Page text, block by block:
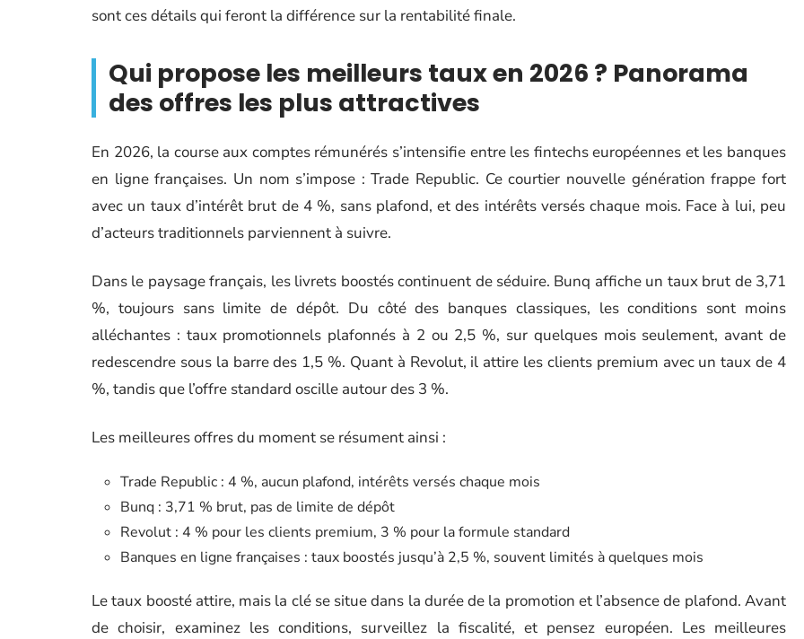
sont ces détails qui feront la différence sur la rentabilité finale.
Qui propose les meilleurs taux en 2026 ? Panorama
des offres les plus attractives
En 2026, la course aux comptes rémunérés s’intensifie entre les fintechs européennes et les banques
en ligne françaises. Un nom s’impose : Trade Republic. Ce courtier nouvelle génération frappe fort
avec un taux d’intérêt brut de 4 %, sans plafond, et des intérêts versés chaque mois. Face à lui, peu
d’acteurs traditionnels parviennent à suivre.
Dans le paysage français, les livrets boostés continuent de séduire. Bunq affiche un taux brut de 3,71
%, toujours sans limite de dépôt. Du côté des banques classiques, les conditions sont moins
alléchantes : taux promotionnels plafonnés à 2 ou 2,5 %, sur quelques mois seulement, avant de
redescendre sous la barre des 1,5 %. Quant à Revolut, il attire les clients premium avec un taux de 4
%, tandis que l’offre standard oscille autour des 3 %.
Les meilleures offres du moment se résument ainsi :
Trade Republic : 4 %, aucun plafond, intérêts versés chaque mois
Bunq : 3,71 % brut, pas de limite de dépôt
Revolut : 4 % pour les clients premium, 3 % pour la formule standard
Banques en ligne françaises : taux boostés jusqu’à 2,5 %, souvent limités à quelques mois
Le taux boosté attire, mais la clé se situe dans la durée de la promotion et l’absence de plafond. Avant
de choisir, examinez les conditions, surveillez la fiscalité, et pensez européen. Les meilleures